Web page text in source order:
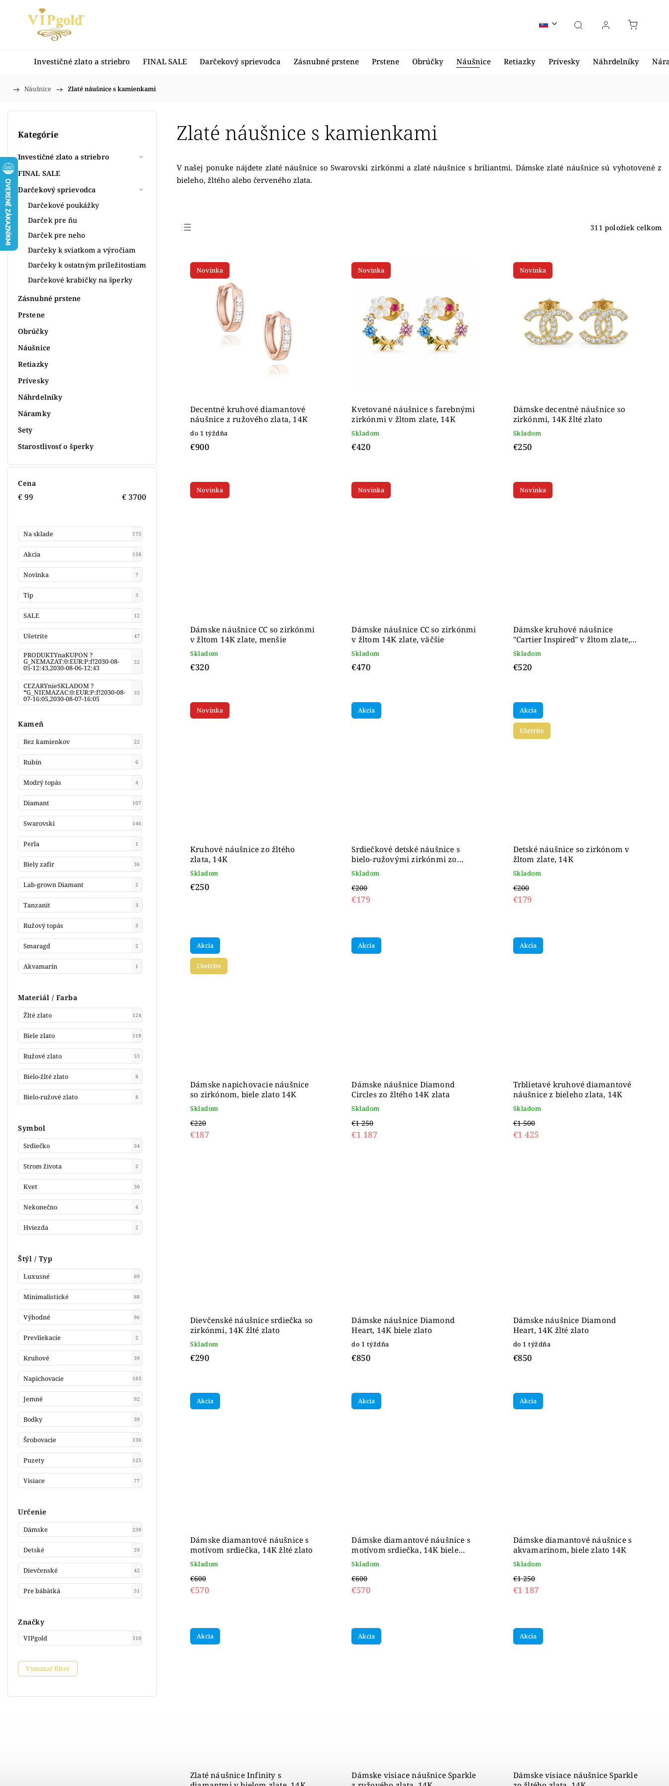
Investičné zlato a striebro FINAL SALE Darčekový sprievodca Zásnubné prstene Prstene Obrúčky Náušnice Retiazky Prívesky Náhrdelníky
Domov
/ Náušnice / Zlaté náušnice s kamienkami
Kategórie
Investičné zlato a striebro
FINAL SALE
Darčekový sprievodca
Darčekové poukážky
Darček pre ňu
Darček pre neho
Darčeky k sviatkom a výročiam
Darčeky k ostatným príležitostiam
Darčekové krabičky na šperky
Zásnubné prstene
Prstene
Obrúčky
Náušnice
Retiazky
Prívesky
Náhrdelníky
Náramky
Sety
Starostlivosť o šperky
Cena
€99 €3700
Na sklade 175
Akcia 158
Novinka 7
Tip 3
SALE 12
Ušetríte 47
PRODUKTYnaKUPON ?
G_NEMAZAT:0:EUR:P:f!2030-08-
05-12:43,2030-08-06-12:43
52
CEZARYnieSKLADOM ?
*G_NIEMAZAC:0:EUR:P:f!2030-08-
07-16:05,2030-08-07-16:05
33
Značky
VIPgold 310
Kameň
Bez kamienkov 22
Rubín 6
Modrý topás 4
Diamant 107
Swarovski 146
Perla 1
Biely zafír 36
Lab-grown Diamant 2
Tanzanit 3
Ružový topás 3
Smaragd 2
Akvamarín 1
Materiál / Farba
Žlté zlato 124
Biele zlato 118
Ružové zlato 53
Bielo-žlté zlato 8
Bielo-ružové zlato 8
Symbol
Srdiečko 54
Strom života 2
Kvet 30
Nekonečno 4
Hviezda 2
Štýl / Typ
Luxusné 69
Minimalistické 88
Výhodné 96
Prevliekacie 2
Kruhové 39
Napichovacie 183
Jemné 92
Bodky 39
Šrobovacie 136
Puzety 125
Visiace 77
Určenie
Dámske 238
Detské 59
Dievčenské 42
Pre bábätká 51
Vymazať filtre
Zlaté náušnice s kamienkami
V našej ponuke nájdete zlaté náušnice so Swarovski zirkónmi a zlaté náušnice s briliantmi. Dámske zlaté náušnice sú vyhotovené z
bieleho, žltého alebo červeného zlata.
Najlacnejšie
Najdrahšie
Abecedne
311 položiek celkom
Novinka
Decentné kruhové diamantové
náušnice z ružového zlata, 14K
do 1 týždňa
€900
Novinka
Kvetované náušnice s farebnými
zirkónmi v žltom zlate, 14K
Skladom
€420
Novinka
Dámske decentné náušnice so
zirkónmi, 14K žlté zlato
Skladom
€250
Novinka
Dámske náušnice CC so zirkónmi
v žltom 14K zlate, menšie
Skladom
€320
Novinka
Dámske náušnice CC so zirkónmi
v žltom 14K zlate, väčšie
Skladom
€470
Novinka
Dámske kruhové náušnice
"Cartier Inspired" v žltom zlate,
14K
Skladom
€520
Novinka
Kruhové náušnice zo žltého
zlata, 14K
Skladom
€250
Akcia
Srdiečkové detské náušnice s
bielo-ružovými zirkónmi zo
žltého 14K zlata
Skladom
€200
€179
Akcia
Ušetríte
Detské náušnice so zirkónom v
žltom zlate, 14K
Skladom
€200
€179
Akcia
Ušetríte
Dámske napichovacie náušnice
so zirkónom, biele zlato 14K
Skladom
€220
€187
Akcia
Dámske náušnice Diamond
Circles zo žltého 14K zlata
Skladom
€1 250
€1 187
Akcia
Trblietavé kruhové diamantové
náušnice z bieleho zlata, 14K
Skladom
€1 500
€1 425
Dievčenské náušnice srdiečka so
zirkónmi, 14K žlté zlato
Skladom
€290
Dámske náušnice Diamond
Heart, 14K biele zlato
do 1 týždňa
€850
Dámske náušnice Diamond
Heart, 14K žlté zlato
do 1 týždňa
€850
Akcia
Dámske diamantové náušnice s
motívom srdiečka, 14K žlté zlato
Skladom
€600
€570
Akcia
Dámske diamantové náušnice s
motívom srdiečka, 14K biele
zlato
Skladom
€600
€570
Akcia
Dámske diamantové náušnice s
akvamarínom, biele zlato 14K
Skladom
€1 250
€1 187
Akcia
Zlaté náušnice Infinity s
Akcia
Dámske visiace náušnice Sparkle
Akcia
Dámske visiace náušnice Sparkle